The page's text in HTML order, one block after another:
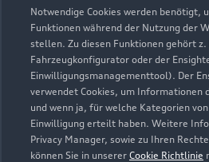
Notwendige Cookies werden benötigt,
Funktionen während der Nutzung der
stellen. Zu diesen Funktionen gehört z.
Fahrzeugkonfigurator oder der
Einwilligungsmanagementtool). Der
verwendet Cookies, um Informationen
und wenn ja, für welche Kategorien
Einwilligung erteilt haben. Weitere
Privacy Manager, sowie zu Ihren
können Sie in unserer Cookie Richtlinie
Aktionen & Angebote
Geschäftskunden
Audi digital services
myAudi
Händlersuche
Audi Code
Häufige Fragen (FAQ)
Audi Online Beratung
Online-Terminvereinbarung
Unternehmen
Karriere
Investor Relations
Presse & Media Center
Datenschutz
© 2026 AUDI AG. Alle Rechte
Impressum
Datenschutzinformation